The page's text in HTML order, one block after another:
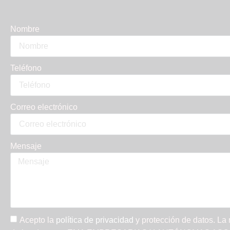
Nombre
Teléfono
Correo electrónico
Mensaje
Acepto la política de privacidad y protección de datos. La